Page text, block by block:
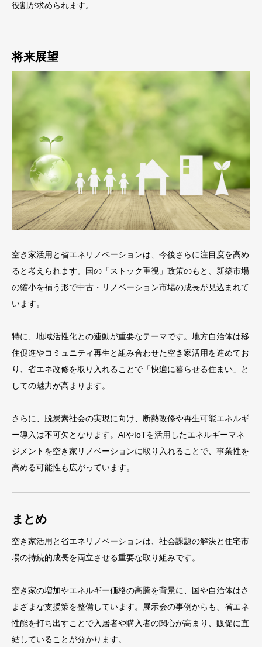
役割が求められます。
将来展望
空き家活用と省エネリノベーションは、今後さらに注目度を高め
ると考えられます。国の「ストック重視」政策のもと、新築市場
の縮小を補う形で中古・リノベーション市場の成長が見込まれて
います。
特に、地域活性化との連動が重要なテーマです。地方自治体は移
住促進やコミュニティ再生と組み合わせた空き家活用を進めてお
り、省エネ改修を取り入れることで「快適に暮らせる住まい」と
しての魅力が高まります。
さらに、脱炭素社会の実現に向け、断熱改修や再生可能エネルギ
ー導入は不可欠となります。AIやIoTを活用したエネルギーマネ
ジメントを空き家リノベーションに取り入れることで、事業性を
高める可能性も広がっています。
まとめ
空き家活用と省エネリノベーションは、社会課題の解決と住宅市
場の持続的成長を両立させる重要な取り組みです。
空き家の増加やエネルギー価格の高騰を背景に、国や自治体はさ
まざまな支援策を整備しています。展示会の事例からも、省エネ
性能を打ち出すことで入居者や購入者の関心が高まり、販促に直
結していることが分かります。